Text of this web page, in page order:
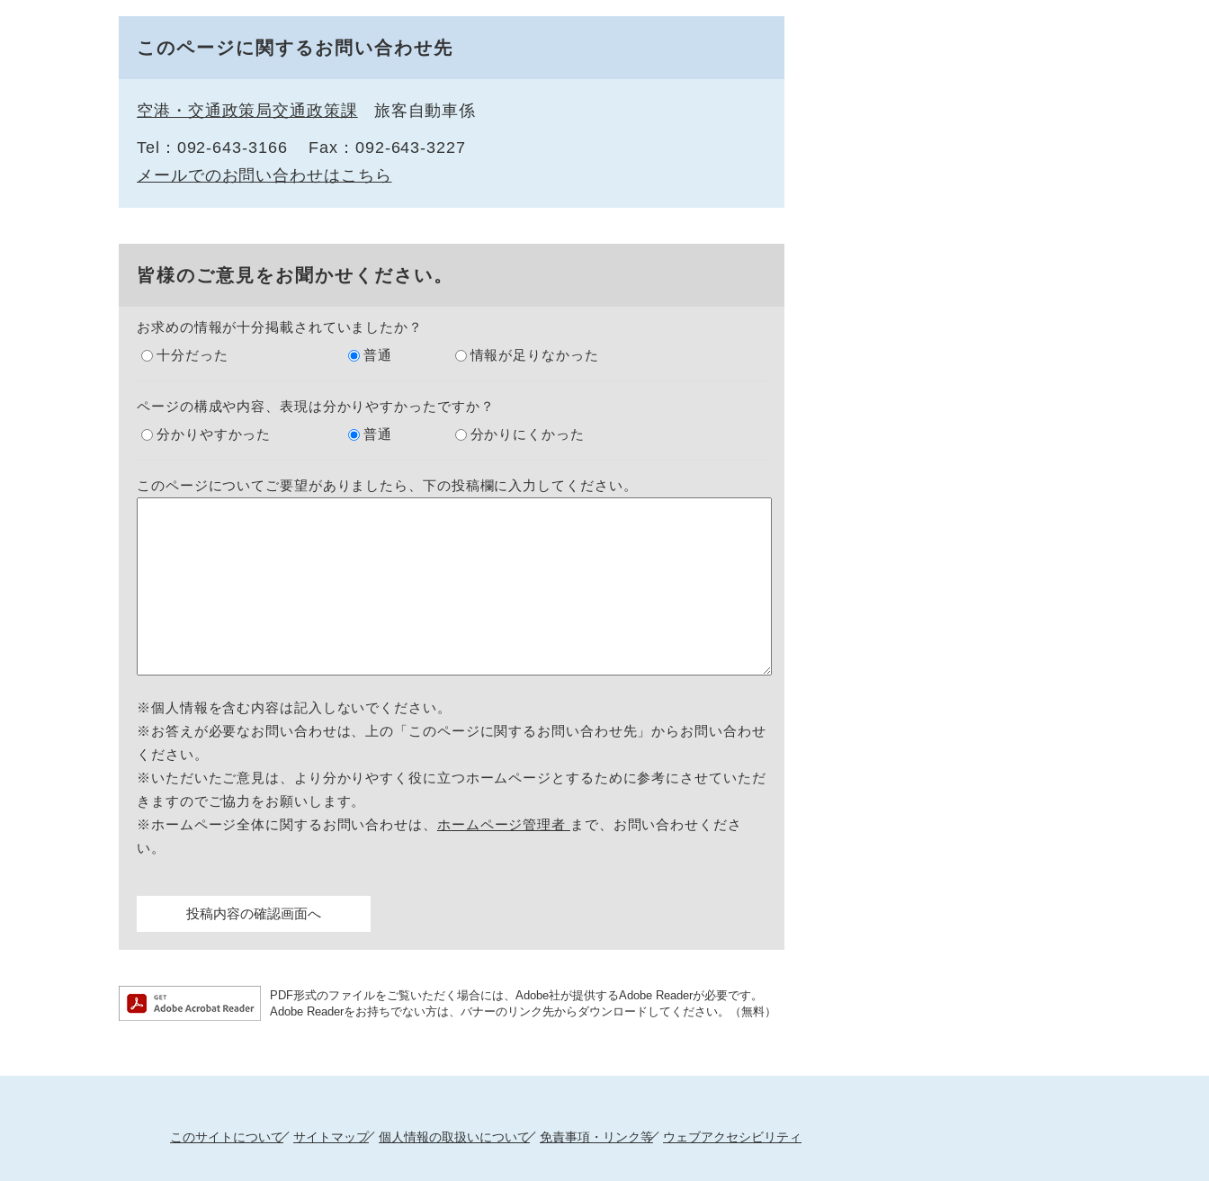
このページに関するお問い合わせ先
空港・交通政策局交通政策課 旅客自動車係
Tel：092-643-3166
Fax：092-643-3227
メールでのお問い合わせはこちら
皆様のご意見をお聞かせください。
お求めの情報が十分掲載されていましたか？
十分だった
普通 情報が足りなかった
ページの構成や内容、表現は分かりやすかったですか？
分かりやすかった
普通 分かりにくかった
このページについてご要望がありましたら、下の投稿欄に入力してください。
※個人情報を含む内容は記入しないでください。
※お答えが必要なお問い合わせは、上の「このページに関するお問い合わせ先」からお問い合わせ
ください。
※いただいたご意見は、より分かりやすく役に立つホームページとするために参考にさせていただ
きますのでご協力をお願いします。
※ホームページ全体に関するお問い合わせは、 ホームページ管理者 まで、お問い合わせくださ
い。
PDF形式のファイルをご覧いただく場合には、Adobe社が提供するAdobe Readerが必要です。
Adobe Readerをお持ちでない方は、バナーのリンク先からダウンロードしてください。（無料）
このサイトについて サイトマップ 個人情報の取扱いについて 免責事項・リンク等 ウェブアクセシビリティ